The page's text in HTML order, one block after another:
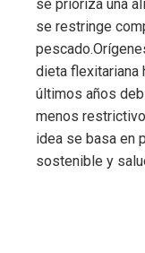
se prioriza una
se restringe
dieta flexitariana
últimos años
menos
idea se basa en
sostenible y